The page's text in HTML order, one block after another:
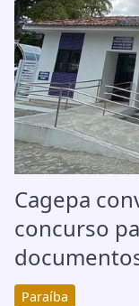
Cagepa
concurso
Paraíba